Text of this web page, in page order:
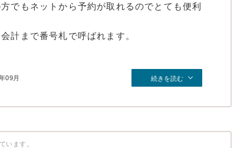
でもネットから予約が取れるのでとても便利
計まで番号札で呼ばれます。
09月 続きを読む
います。